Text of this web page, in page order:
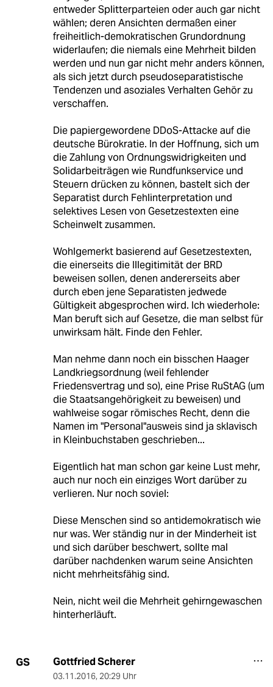
entweder Splitterparteien oder auch gar nicht
wählen; deren Ansichten dermaßen einer
freiheitlich-demokratischen Grundordnung
widerlaufen; die niemals eine Mehrheit bilden
werden und nun gar nicht mehr anders können,
als sich jetzt durch pseudoseparatistische
Tendenzen und asoziales Verhalten Gehör zu
verschaffen.
Die papiergewordene DDoS-Attacke auf die
deutsche Bürokratie. In der Hoffnung, sich um
die Zahlung von Ordnungswidrigkeiten und
Solidarbeiträgen wie Rundfunkservice und
Steuern drücken zu können, bastelt sich der
Separatist durch Fehlinterpretation und
selektives Lesen von Gesetzestexten eine
Scheinwelt zusammen.
Wohlgemerkt basierend auf Gesetzestexten,
die einerseits die Illegitimität der BRD
beweisen sollen, denen andererseits aber
durch eben jene Separatisten jedwede
Gültigkeit abgesprochen wird. Ich wiederhole:
Man beruft sich auf Gesetze, die man selbst für
unwirksam hält. Finde den Fehler.
Man nehme dann noch ein bisschen Haager
Landkriegsordnung (weil fehlender
Friedensvertrag und so), eine Prise RuStAG (um
die Staatsangehörigkeit zu beweisen) und
wahlweise sogar römisches Recht, denn die
Namen im "Personal"ausweis sind ja sklavisch
in Kleinbuchstaben geschrieben...
Eigentlich hat man schon gar keine Lust mehr,
auch nur noch ein einziges Wort darüber zu
verlieren. Nur noch soviel:
Diese Menschen sind so antidemokratisch wie
nur was. Wer ständig nur in der Minderheit ist
und sich darüber beschwert, sollte mal
darüber nachdenken warum seine Ansichten
nicht mehrheitsfähig sind.
Nein, nicht weil die Mehrheit gehirngewaschen
hinterherläuft.
GS Gottfried Scherer
03.11.2016, 20:29 Uhr